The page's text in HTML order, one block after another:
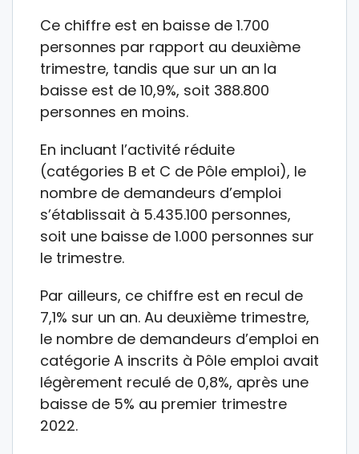
Ce chiffre est en baisse de 1.700
personnes par rapport au deuxième
trimestre, tandis que sur un an la
baisse est de 10,9%, soit 388.800
personnes en moins.
En incluant l’activité réduite
(catégories B et C de Pôle emploi), le
nombre de demandeurs d’emploi
s’établissait à 5.435.100 personnes,
soit une baisse de 1.000 personnes sur
le trimestre.
Par ailleurs, ce chiffre est en recul de
7,1% sur un an. Au deuxième trimestre,
le nombre de demandeurs d’emploi en
catégorie A inscrits à Pôle emploi avait
légèrement reculé de 0,8%, après une
baisse de 5% au premier trimestre
2022.